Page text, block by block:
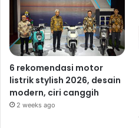
6 rekomendasi motor
listrik stylish 2026, desain
modern, ciri canggih
2 weeks ago